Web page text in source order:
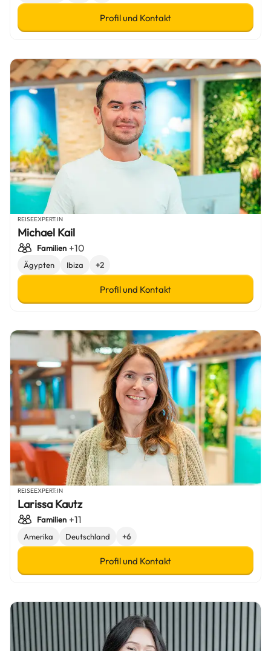
Profil und Kontakt
REISEEXPERT:IN
Michael Kail
Familien +10
Ägypten Ibiza +2
Profil und Kontakt
REISEEXPERT:IN
Larissa Kautz
Familien +11
Amerika Deutschland +6
Profil und Kontakt